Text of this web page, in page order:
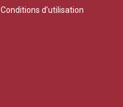
Conditions d’utilisation